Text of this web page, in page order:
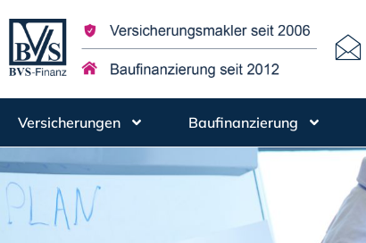
Versicherungen Baufinanzierung